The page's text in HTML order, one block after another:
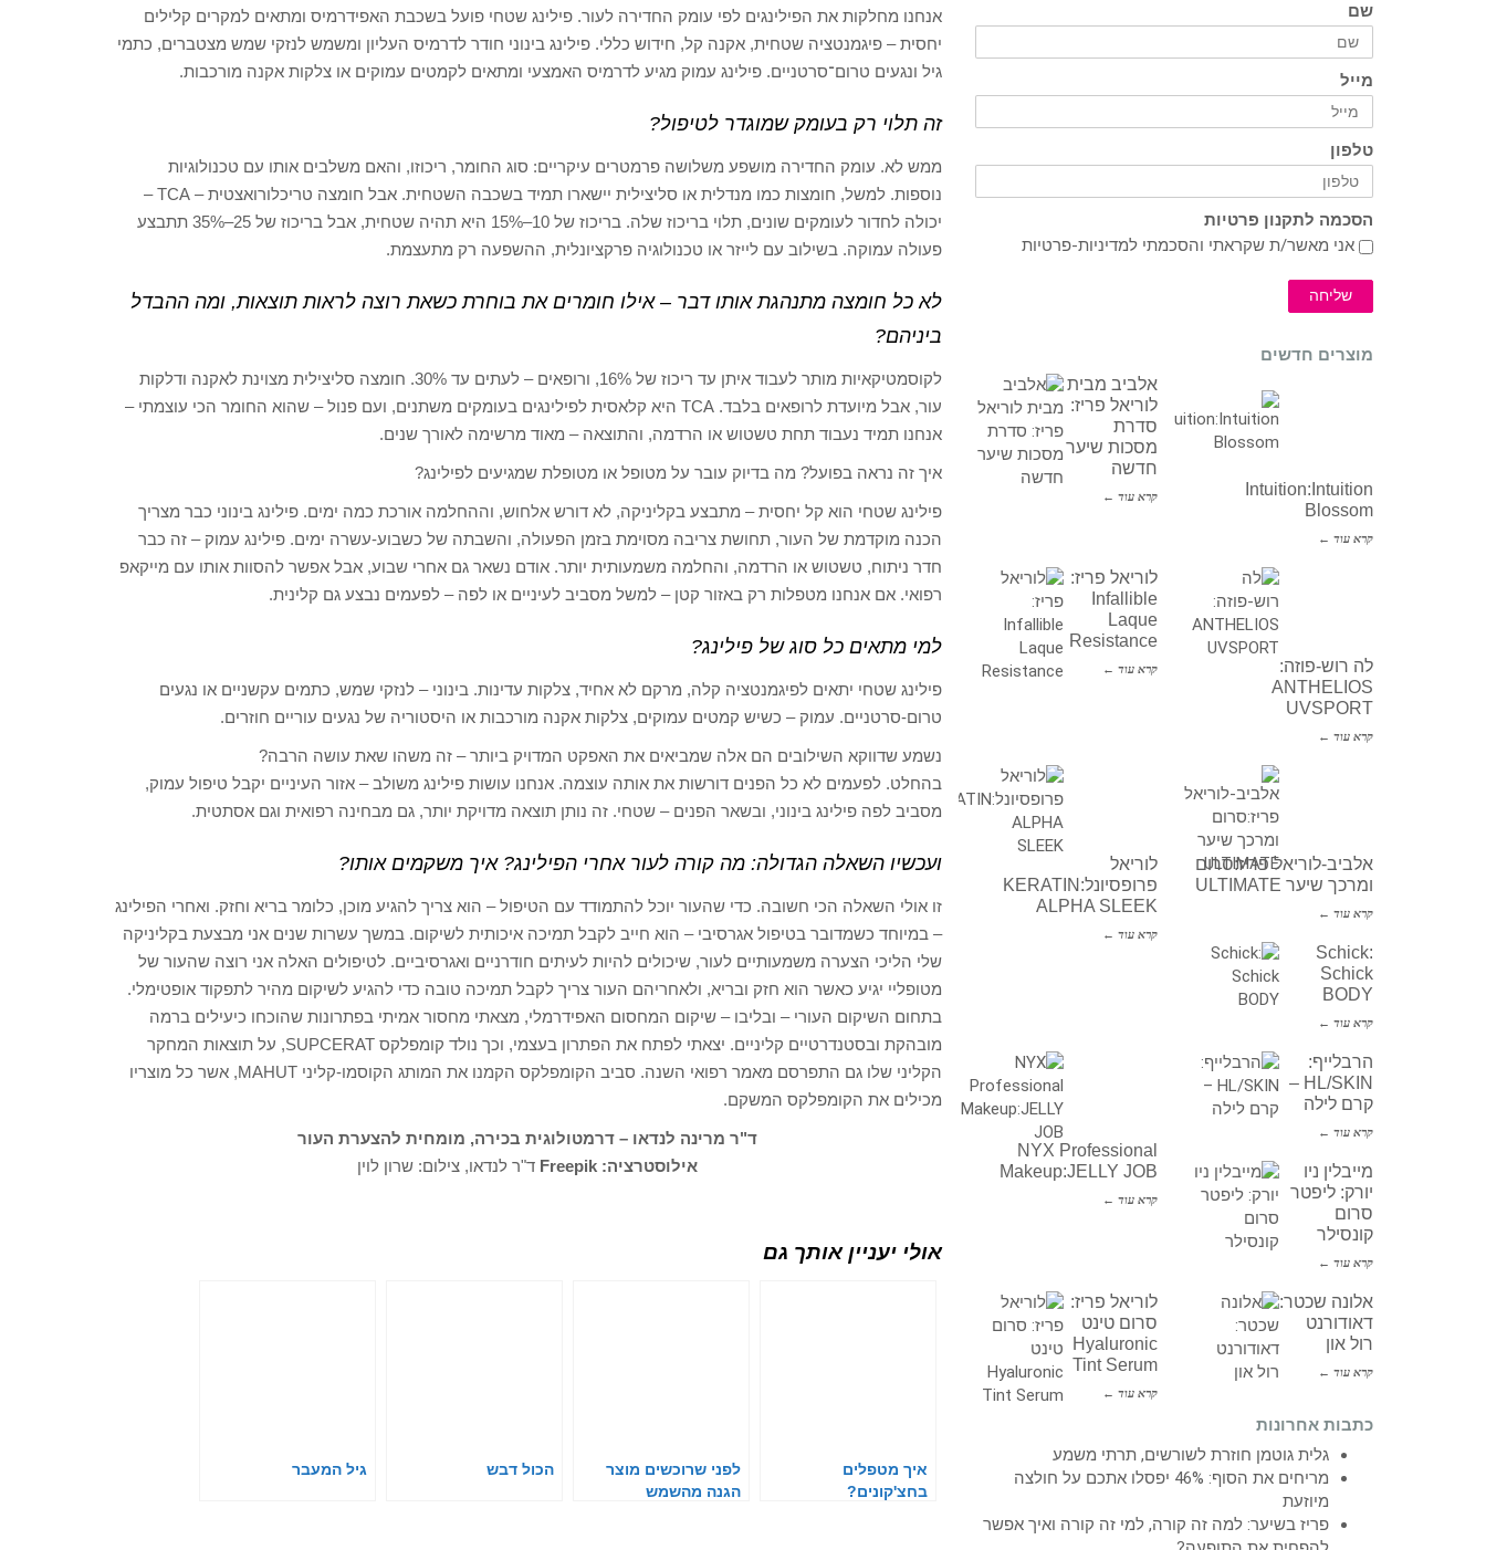
אנחנו מחלקות את הפילינגים לפי עומק החדירה לעור. פילינג שטחי פועל בשכבת האפידרמיס ומתאים למקרים קלילים
יחסית – פיגמנטציה שטחית, אקנה קל, חידוש כללי. פילינג בינוני חודר לדרמיס העליון ומשמש לנזקי שמש מצטברים, כתמי
גיל ונגעים טרום־סרטניים. פילינג עמוק מגיע לדרמיס האמצעי ומתאים לקמטים עמוקים או צלקות אקנה מורכבות.
זה תלוי רק בעומק שמוגדר לטיפול?
ממש לא. עומק החדירה מושפע משלושה פרמטרים עיקריים: סוג החומר, ריכוזו, והאם משלבים אותו עם טכנולוגיות
נוספות. למשל, חומצות כמו מנדלית או סליצילית יישארו תמיד בשכבה השטחית. אבל חומצה טריכלורואצטית – TCA –
יכולה לחדור לעומקים שונים, תלוי בריכוז שלה. בריכוז של 10–15% היא תהיה שטחית, אבל בריכוז של 25–35% תתבצע
פעולה עמוקה. בשילוב עם לייזר או טכנולוגיה פרקציונלית, ההשפעה רק מתעצמת.
לא כל חומצה מתנהגת אותו דבר – אילו חומרים את בוחרת כשאת רוצה לראות תוצאות, ומה ההבדל
ביניהם?
לקוסמטיקאיות מותר לעבוד איתן עד ריכוז של 16%, ורופאים – לעתים עד 30%. חומצה סליצילית מצוינת לאקנה ודלקות
עור, אבל מיועדת לרופאים בלבד. TCA היא קלאסית לפילינגים בעומקים משתנים, ועם פנול – שהוא החומר הכי עוצמתי –
אנחנו תמיד נעבוד תחת טשטוש או הרדמה, והתוצאה – מאוד מרשימה לאורך שנים.
איך זה נראה בפועל? מה בדיוק עובר על מטופל או מטופלת שמגיעים לפילינג?
פילינג שטחי הוא קל יחסית – מתבצע בקליניקה, לא דורש אלחוש, וההחלמה אורכת כמה ימים. פילינג בינוני כבר מצריך
הכנה מוקדמת של העור, תחושת צריבה מסוימת בזמן הפעולה, והשבתה של כשבוע-עשרה ימים. פילינג עמוק – זה כבר
חדר ניתוח, טשטוש או הרדמה, והחלמה משמעותית יותר. אודם נשאר גם אחרי שבוע, אבל אפשר להסוות אותו עם מייקאפ
רפואי. אם אנחנו מטפלות רק באזור קטן – למשל מסביב לעיניים או לפה – לפעמים נבצע גם קלינית.
למי מתאים כל סוג של פילינג?
פילינג שטחי יתאים לפיגמנטציה קלה, מרקם לא אחיד, צלקות עדינות. בינוני – לנזקי שמש, כתמים עקשניים או נגעים
טרום-סרטניים. עמוק – כשיש קמטים עמוקים, צלקות אקנה מורכבות או היסטוריה של נגעים עוריים חוזרים.
נשמע שדווקא השילובים הם אלה שמביאים את האפקט המדויק ביותר – זה משהו שאת עושה הרבה?
בהחלט. לפעמים לא כל הפנים דורשות את אותה עוצמה. אנחנו עושות פילינג משולב – אזור העיניים יקבל טיפול עמוק,
מסביב לפה פילינג בינוני, ובשאר הפנים – שטחי. זה נותן תוצאה מדויקת יותר, גם מבחינה רפואית וגם אסתטית.
ועכשיו השאלה הגדולה: מה קורה לעור אחרי הפילינג? איך משקמים אותו?
זו אולי השאלה הכי חשובה. כדי שהעור יוכל להתמודד עם הטיפול – הוא צריך להגיע מוכן, כלומר בריא וחזק. ואחרי הפילינג
– במיוחד כשמדובר בטיפול אגרסיבי – הוא חייב לקבל תמיכה איכותית לשיקום. במשך עשרות שנים אני מבצעת בקליניקה
שלי הליכי הצערה משמעותיים לעור, שיכולים להיות לעיתים חודרניים ואגרסיביים. לטיפולים האלה אני רוצה שהעור של
מטופליי יגיע כאשר הוא חזק ובריא, ולאחריהם העור צריך לקבל תמיכה טובה כדי להגיע לשיקום מהיר לתפקוד אופטימלי.
בתחום השיקום העורי – ובליבו – שיקום המחסום האפידרמלי, מצאתי מחסור אמיתי בפתרונות שהוכחו כיעילים ברמה
מובהקת ובסטנדרטיים קליניים. יצאתי לפתח את הפתרון בעצמי, וכך נולד קומפלקס SUPCERAT, על תוצאות המחקר
הקליני שלו גם התפרסם מאמר רפואי השנה. סביב הקומפלקס הקמנו את המותג הקוסמו-קליני MAHUT, אשר כל מוצריו
מכילים את הקומפלקס המשקם.
ד"ר מרינה לנדאו – דרמטולוגית בכירה, מומחית להצערת העור
אילוסטרציה: Freepik
ד"ר לנדאו, צילום: שרון לוין
אולי יעניין אותך גם
איך מטפלים
בחצ'קונים?
לפני שרוכשים מוצר
הגנה מהשמש
הכול דבש גיל המעבר
שם
מייל
טלפון
הסכמה לתקנון פרטיות
אני מאשר/ת שקראתי והסכמתי למדיניות-פרטיות
שליחה
מוצרים חדשים
אלביב מבית
לוריאל פריז:
סדרת
מסכות שיער
חדשה
קרא עוד ←
Intuition:Intuition
Blossom
קרא עוד ←
לוריאל פריז:
Infallible
Laque
Resistance
קרא עוד ←
לה רוש-פוזה:
ANTHELIOS
UVSPORT
קרא עוד ←
לוריאל
פרופסיונל:KERATIN
ALPHA SLEEK
קרא עוד ←
אלביב-לוריאל פריז:סרום
ומרכך שיער ULTIMATE
קרא עוד ←
Schick:
Schick
BODY
קרא עוד ←
NYX Professional
Makeup:JELLY JOB
קרא עוד ←
הרבלייף:
HL/SKIN –
קרם לילה
קרא עוד ←
מייבלין ניו
יורק: ליפטר
סרום
קונסילר
קרא עוד ←
לוריאל פריז:
סרום טינט
Hyaluronic
Tint Serum
קרא עוד ←
אלונה שכטר:
דאודורנט
רול און
קרא עוד ←
כתבות אחרונות
גלית גוטמן חוזרת לשורשים, תרתי משמע
מריחים את הסוף: 46% יפסלו אתכם על חולצה
מיוזעת
פריז בשיער: למה זה קורה, למי זה קורה ואיך אפשר